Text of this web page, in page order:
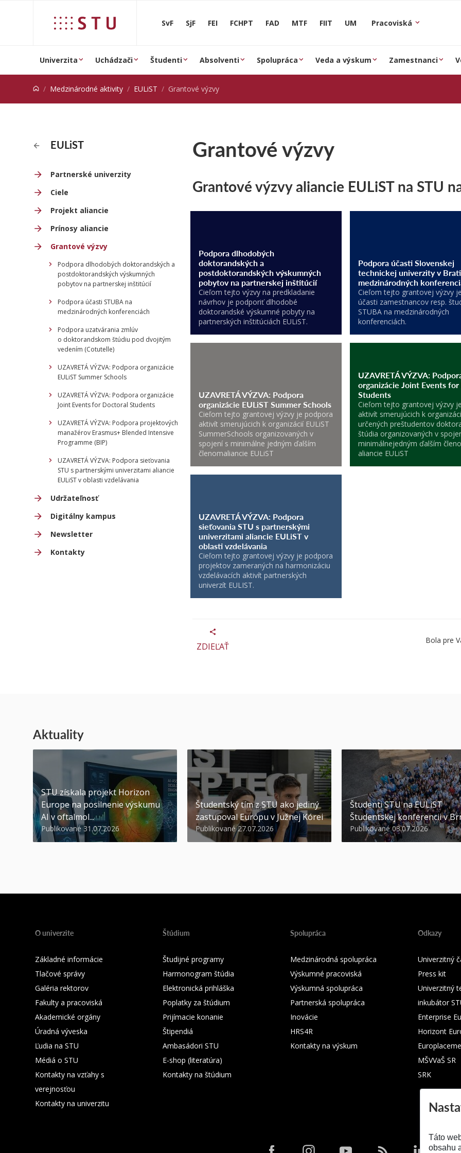
SvF SjF FEI FCHPT FAD MTF FIIT UM Pracoviská
Univerzita Uchádzači Študenti Absolventi Spolupráca Veda a výskum Zamestnanci
Medzinárodné aktivity EULiST Grantové výzvy
EULiST
Partnerské univerzity
Ciele
Projekt aliancie
Prínosy aliancie
Grantové výzvy
Podpora dlhodobých doktorandských a
postdoktorandských výskumných
pobytov na partnerskej inštitúcií
Podpora účasti STUBA na
medzinárodných konferenciách
Podpora uzatvárania zmlúv
o doktorandskom štúdiu pod dvojitým
vedením (Cotutelle)
UZAVRETÁ VÝZVA: Podpora organizácie
EULiST Summer Schools
UZAVRETÁ VÝZVA: Podpora organizácie
Joint Events for Doctoral Students
UZAVRETÁ VÝZVA: Podpora projektových
manažérov Erasmus+ Blended Intensive
Programme (BIP)
UZAVRETÁ VÝZVA: Podpora sieťovania
STU s partnerskými univerzitami aliancie
EULiST v oblasti vzdelávania
Udržateľnosť
Digitálny kampus
Newsletter
Kontakty
Grantové výzvy
Grantové výzvy aliancie EULiST na STU
Podpora dlhodobých
doktorandských a
postdoktorandských výskumných
pobytov na partnerskej inštitúcií
Cieľom tejto výzvy na predkladanie
návrhov je podporiť dlhodobé
doktorandské výskumné pobyty na
partnerských inštitúciách EULiST.
Podpora účasti Slovenskej
technickej univerzity v
medzinárodných
Cieľom tejto grantovej výzvy
účasti zamestnancov resp.
STUBA na medzinárodných
konferenciách.
UZAVRETÁ VÝZVA: Podpora
organizácie EULiST Summer Schools
Cieľom tejto grantovej výzvy je podpora
aktivít smerujúcich k organizácií EULiST
SummerSchools organizovaných v
spojení s minimálne jedným ďalším
členomaliancie EULiST
UZAVRETÁ VÝZVA:
organizácie Joint Events
Students
Cieľom tejto grantovej výzvy
aktivít smerujúcich k
určených preštudentov
štúdia organizovaných v
minimálnejedným ďalším
aliancie EULiST
UZAVRETÁ VÝZVA: Podpora
sieťovania STU s partnerskými
univerzitami aliancie EULiST v
oblasti vzdelávania
Cieľom tejto grantovej výzvy je podpora
projektov zameraných na harmonizáciu
vzdelávacích aktivít partnerských
univerzít EULIST.
ZDIEĽAŤ
Bola pre
Aktuality
STU získala projekt Horizon
Europe na posilnenie výskumu
AI v oftalmol...
Publikované 31.07.2026
Študentský tím z STU ako jediný
zastupoval Európu v Južnej Kórei
Publikované 27.07.2026
Študenti STU na EULiST
Študentskej konferencii v
Publikované 03.07.2026
O univerzite
Základné informácie
Tlačové správy
Galéria rektorov
Fakulty a pracoviská
Akademické orgány
Úradná výveska
Ľudia na STU
Médiá o STU
Kontakty na vzťahy s
verejnosťou
Kontakty na univerzitu
Štúdium
Študijné programy
Harmonogram štúdia
Elektronická prihláška
Poplatky za štúdium
Prijímacie konanie
Štipendiá
Ambasádori STU
E-shop (literatúra)
Kontakty na štúdium
Spolupráca
Medzinárodná spolupráca
Výskumné pracoviská
Výskumná spolupráca
Partnerská spolupráca
Inovácie
HRS4R
Kontakty na výskum
Odkazy
Univerzitný
Press kit
Univerzitný
inkubátor
Enterprise
Horizont
MŠVVaŠ SR
SRK
Táto
obsahu